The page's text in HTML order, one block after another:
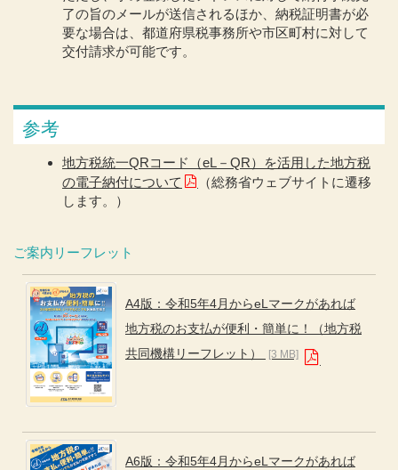
了の旨のメールが送信されるほか、納税証明書が必
要な場合は、都道府県税事務所や市区町村に対して
交付請求が可能です。
参考
地方税統一QRコード（eL－QR）を活用した地方税
の電子納付について
（総務省ウェブサイトに遷移
します。）
ご案内リーフレット
A4版：令和5年4月からeLマークがあれば
地方税のお支払が便利・簡単に！（地方税
共同機構リーフレット）
[3 MB]
A6版：令和5年4月からeLマークがあれば